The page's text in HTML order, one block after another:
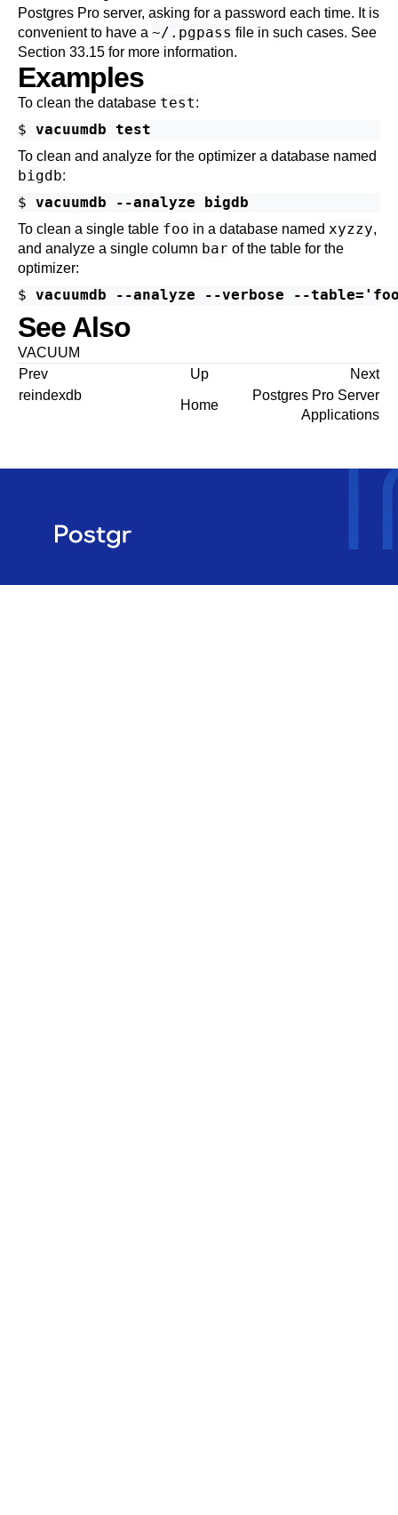
Postgres Pro server, asking for a password each time. It is
convenient to have a ~/.pgpass file in such cases. See
Section 33.15 for more information.
Examples
To clean the database test:
$ vacuumdb test
To clean and analyze for the optimizer a database named
bigdb:
$ vacuumdb --analyze bigdb
To clean a single table foo in a database named xyzzy,
and analyze a single column bar of the table for the
optimizer:
$ vacuumdb --analyze --verbose --
See Also
VACUUM
Prev
Up
Next
reindexdb
Home
Postgres Pro Server
Applications